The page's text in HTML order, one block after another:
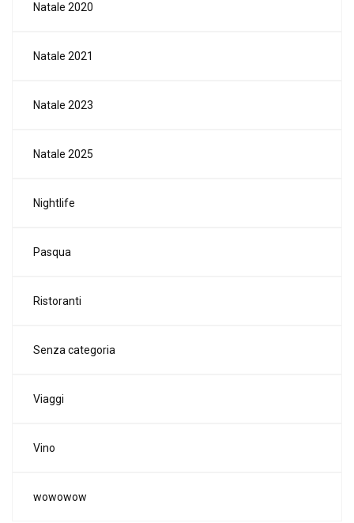
Natale 2020
Natale 2021
Natale 2023
Natale 2025
Nightlife
Pasqua
Ristoranti
Senza categoria
Viaggi
Vino
wowowow